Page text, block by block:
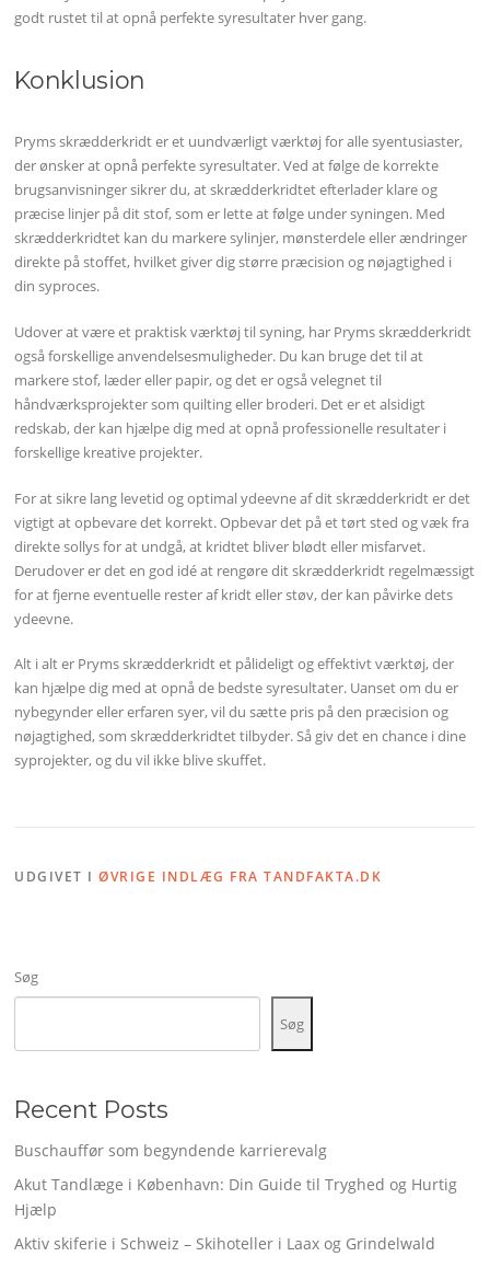
godt rustet til at opnå perfekte syresultater hver gang.
Konklusion
Pryms skrædderkridt er et uundværligt værktøj for alle syentusiaster,
der ønsker at opnå perfekte syresultater. Ved at følge de korrekte
brugsanvisninger sikrer du, at skrædderkridtet efterlader klare og
præcise linjer på dit stof, som er lette at følge under syningen. Med
skrædderkridtet kan du markere sylinjer, mønsterdele eller ændringer
direkte på stoffet, hvilket giver dig større præcision og nøjagtighed i
din syproces.
Udover at være et praktisk værktøj til syning, har Pryms skrædderkridt
også forskellige anvendelsesmuligheder. Du kan bruge det til at
markere stof, læder eller papir, og det er også velegnet til
håndværksprojekter som quilting eller broderi. Det er et alsidigt
redskab, der kan hjælpe dig med at opnå professionelle resultater i
forskellige kreative projekter.
For at sikre lang levetid og optimal ydeevne af dit skrædderkridt er det
vigtigt at opbevare det korrekt. Opbevar det på et tørt sted og væk fra
direkte sollys for at undgå, at kridtet bliver blødt eller misfarvet.
Derudover er det en god idé at rengøre dit skrædderkridt regelmæssigt
for at fjerne eventuelle rester af kridt eller støv, der kan påvirke dets
ydeevne.
Alt i alt er Pryms skrædderkridt et pålideligt og effektivt værktøj, der
kan hjælpe dig med at opnå de bedste syresultater. Uanset om du er
nybegynder eller erfaren syer, vil du sætte pris på den præcision og
nøjagtighed, som skrædderkridtet tilbyder. Så giv det en chance i dine
syprojekter, og du vil ikke blive skuffet.
UDGIVET IØVRIGE INDLÆG FRA TANDFAKTA.DK
Søg
Søg
Recent Posts
Buschauffør som begyndende karrierevalg
Akut Tandlæge i København: Din Guide til Tryghed og Hurtig
Hjælp
Aktiv skiferie i Schweiz – Skihoteller i Laax og Grindelwald